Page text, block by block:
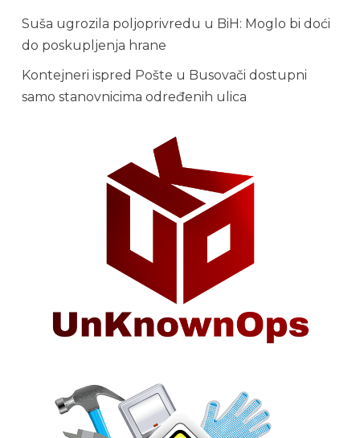
Suša ugrozila poljoprivredu u BiH: Moglo bi doći
do poskupljenja hrane
Kontejneri ispred Pošte u Busovači dostupni
samo stanovnicima određenih ulica